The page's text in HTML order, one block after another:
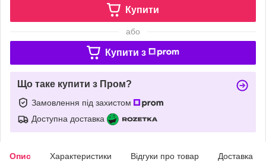
Купити
або
Купити з
Що таке купити з Пром?
Замовлення під захистом
Доступна доставка
Опис Характеристики Відгуки про товар Доставка